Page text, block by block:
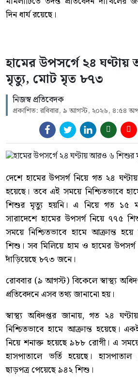
দিন ধার্য রয়েছে।
হামের উপসর্গে ২৪
মৃত্যু, মোট মৃত ৮৭৩
নিজস্ব প্রতিবেদক
প্রকাশিত: রবিবার, ৯ আগস্ট, ২০২৬, ৪:৫৪
দেশে হামের উপসর্গ নিয়ে গত ২৪
হয়েছে। তবে এই সময়ে নিশ্চিতভাবে
শিশুর মৃত্যু হয়নি। এ নিয়ে গত ১৫
সারাদেশে হামের উপসর্গ নিয়ে ৭৭৫
সময়ে নিশ্চিতভাবে হামে আক্রান্ত
শিশু। সব মিলিয়ে হাম ও হামের
দাঁড়িয়েছে ৮৭৩ জনে।
রোববার (৯ আগস্ট) বিকেলে স্বাস্থ্য
প্রতিবেদনে এসব তথ্য জানানো হয়।
স্বাস্থ্য অধিদপ্তর জানায়, গত ২৪
নিশ্চিতভাবে হামে আক্রান্ত হয়েছে।
নিয়ে শনাক্ত হয়েছে ৯৮৮ রোগী। এ
হাসপাতালে ভর্তি হয়েছে।
ছাড়পত্র পেয়েছে ৯৪২ শিশু।